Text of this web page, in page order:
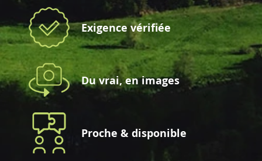
Exigence vérifiée
Du vrai, en images
Proche & disponible